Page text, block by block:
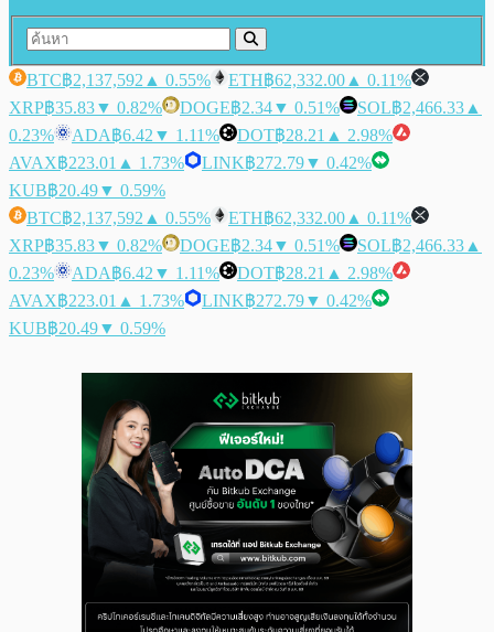
BTC฿2,137,592 ▲ 0.55% ETH฿62,332.00 ▲ 0.11%
XRP฿35.83▼ 0.82% DOGE฿2.34▼ 0.51% SOL฿2,466.33 ▲
0.23%
ADA฿6.42 ▼ 1.11% DOT฿28.21 ▲ 2.98%
AVAX฿223.01 ▲ 1.73% LINK฿272.79▼ 0.42%
KUB฿20.49▼ 0.59%
BTC฿2,137,592 ▲ 0.55% ETH฿62,332.00 ▲ 0.11%
XRP฿35.83▼ 0.82% DOGE฿2.34▼ 0.51% SOL฿2,466.33 ▲
0.23%
ADA฿6.42 ▼ 1.11% DOT฿28.21 ▲ 2.98%
AVAX฿223.01 ▲ 1.73% LINK฿272.79▼ 0.42%
KUB฿20.49▼ 0.59%